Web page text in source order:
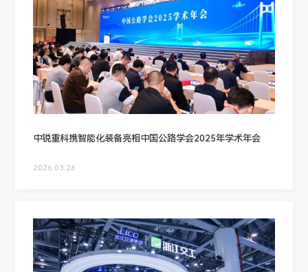
中锐重科携智能化装备亮相中国公路学会2025年学术年会
2026.03.26